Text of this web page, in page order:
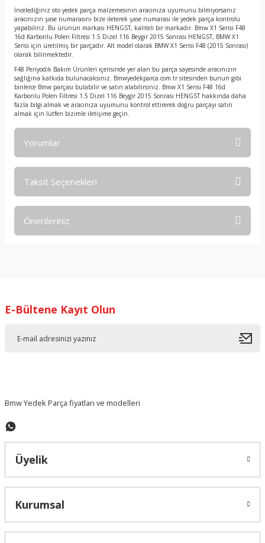
İncelediğiniz oto yedek parça malzemesinin aracınıza uyumunu bilmiyorsanız
aracınızın şase numarasını bize ileterek şase numarası ile yedek parça kontrolü
yapabiliriz. Bu ürünün markası HENGST, kaliteli bir markadır. Bmw X1 Serisi F48
16d Karbonlu Polen Filtresi 1.5 Dizel 116 Beygir 2015 Sonrası HENGST, BMW X1
Serisi için üretilmiş bir parçadır. Alt model olarak BMW X1 Serisi F48 (2015 Sonrası)
olarak bilinmektedir.
F48 Periyodik Bakım Ürünleri içerisinde yer alan bu parça sayesinde aracınızın
sağlığına katkıda bulunacaksınız. Bmwyedekparca.com.tr sitesinden bunun gibi
binlerce Bmw parçası bulabilir ve satın alabilirsiniz. Bmw X1 Serisi F48 16d
Karbonlu Polen Filtresi 1.5 Dizel 116 Beygir 2015 Sonrası HENGST hakkında daha
fazla bilgi almak ve aracınıza uyumunu kontrol ettirerek doğru parçayı satın
almak için lütfen bizimle iletişime geçin.
Yorumlar
Taksit Seçenekleri
Önerileriniz
Ürün resmi kalitesiz, bozuk veya görüntülenemiyor.
E-Bültene Kayıt Olun
Bmw Yedek Parça fiyatları ve modelleri
Üyelik
Kurumsal